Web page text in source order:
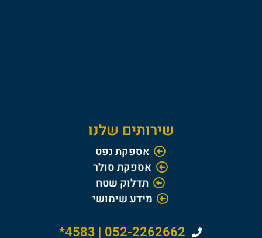
שירותים שלנו
אספקת נפט
אספקת סולר
תדלוק שטח
מידע שימושי
052-2262662 | 4583*